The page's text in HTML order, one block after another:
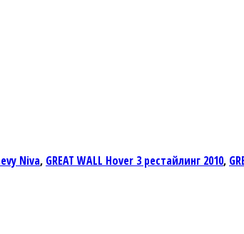
Niva, GREAT WALL Hover 3 рестайлинг 2010,